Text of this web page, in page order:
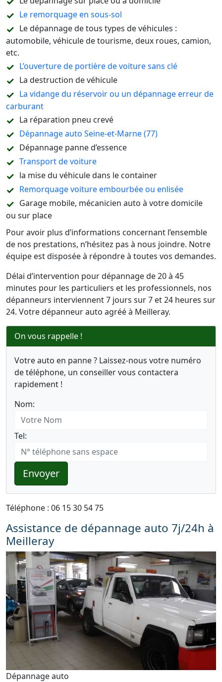
Le remorquage en sous-sol
Le dépannage de tous types de véhicules :
automobile, véhicule de tourisme, deux roues, camion,
etc.
L’ouverture de portière de voiture sans clé
La destruction de véhicule
La vidange du réservoir ou un dépannage erreur de
carburant
La réparation pneu crevé
Dépannage auto Seine-et-Marne (77)
Dépannage panne d’essence
Transport de voiture
la mise du véhicule dans le container
Remorquage voiture embourbée ou enlisée
Garage mobile, mécanicien auto à votre domicile
ou sur place
Pour avoir plus d’informations concernant l’ensemble
de nos prestations, n’hésitez pas à nous joindre. Notre
équipe est disposée à répondre à toutes vos demandes.
Délai d’intervention pour dépannage de 20 à 45
minutes pour les particuliers et les professionnels, nos
dépanneurs interviennent 7 jours sur 7 et 24 heures sur
24. Votre dépanneur auto agréé à Meilleray.
On vous rappelle !
Votre auto en panne ? Laissez-nous votre numéro
de téléphone, un conseiller vous contactera
rapidement !
Nom:
Tel:
Envoyer
Téléphone : 06 15 30 54 75
Assistance de dépannage auto 7j/24h à
Meilleray
Dépannage auto